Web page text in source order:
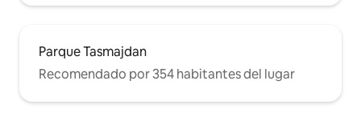
Parque Tasmajdan
Recomendado por 354 habitantes del lugar